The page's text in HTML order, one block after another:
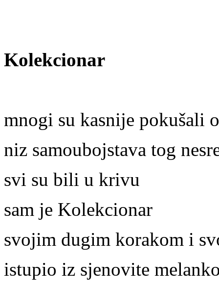
Kolekcionar
mnogi su kasnije pokušali
niz samoubojstava tog
svi su bili u krivu
sam je Kolekcionar
svojim dugim korakom i
istupio iz sjenovite